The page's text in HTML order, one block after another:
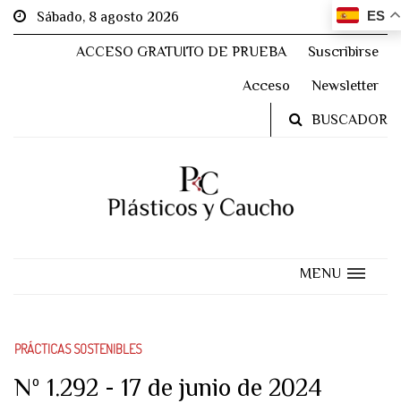
ES
Sábado, 8 agosto 2026
ACCESO GRATUITO DE PRUEBA Suscribirse
Acceso Newsletter
BUSCADOR
MENU
PRÁCTICAS SOSTENIBLES
Nº 1.292 - 17 de junio de 2024